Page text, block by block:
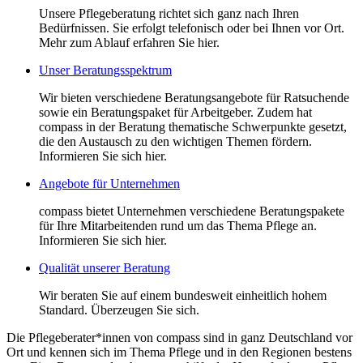
Unsere Pflegeberatung richtet sich ganz nach Ihren
Bedürfnissen. Sie erfolgt telefonisch oder bei Ihnen vor Ort.
Mehr zum Ablauf erfahren Sie hier.
Unser Beratungsspektrum
Wir bieten verschiedene Beratungsangebote für Ratsuchende
sowie ein Beratungspaket für Arbeitgeber. Zudem hat
compass in der Beratung thematische Schwerpunkte gesetzt,
die den Austausch zu den wichtigen Themen fördern.
Informieren Sie sich hier.
Angebote für Unternehmen
compass bietet Unternehmen verschiedene Beratungspakete
für Ihre Mitarbeitenden rund um das Thema Pflege an.
Informieren Sie sich hier.
Qualität unserer Beratung
Wir beraten Sie auf einem bundesweit einheitlich hohem
Standard. Überzeugen Sie sich.
Die Pflegeberater*innen von compass sind in ganz Deutschland vor
Ort und kennen sich im Thema Pflege und in den Regionen bestens